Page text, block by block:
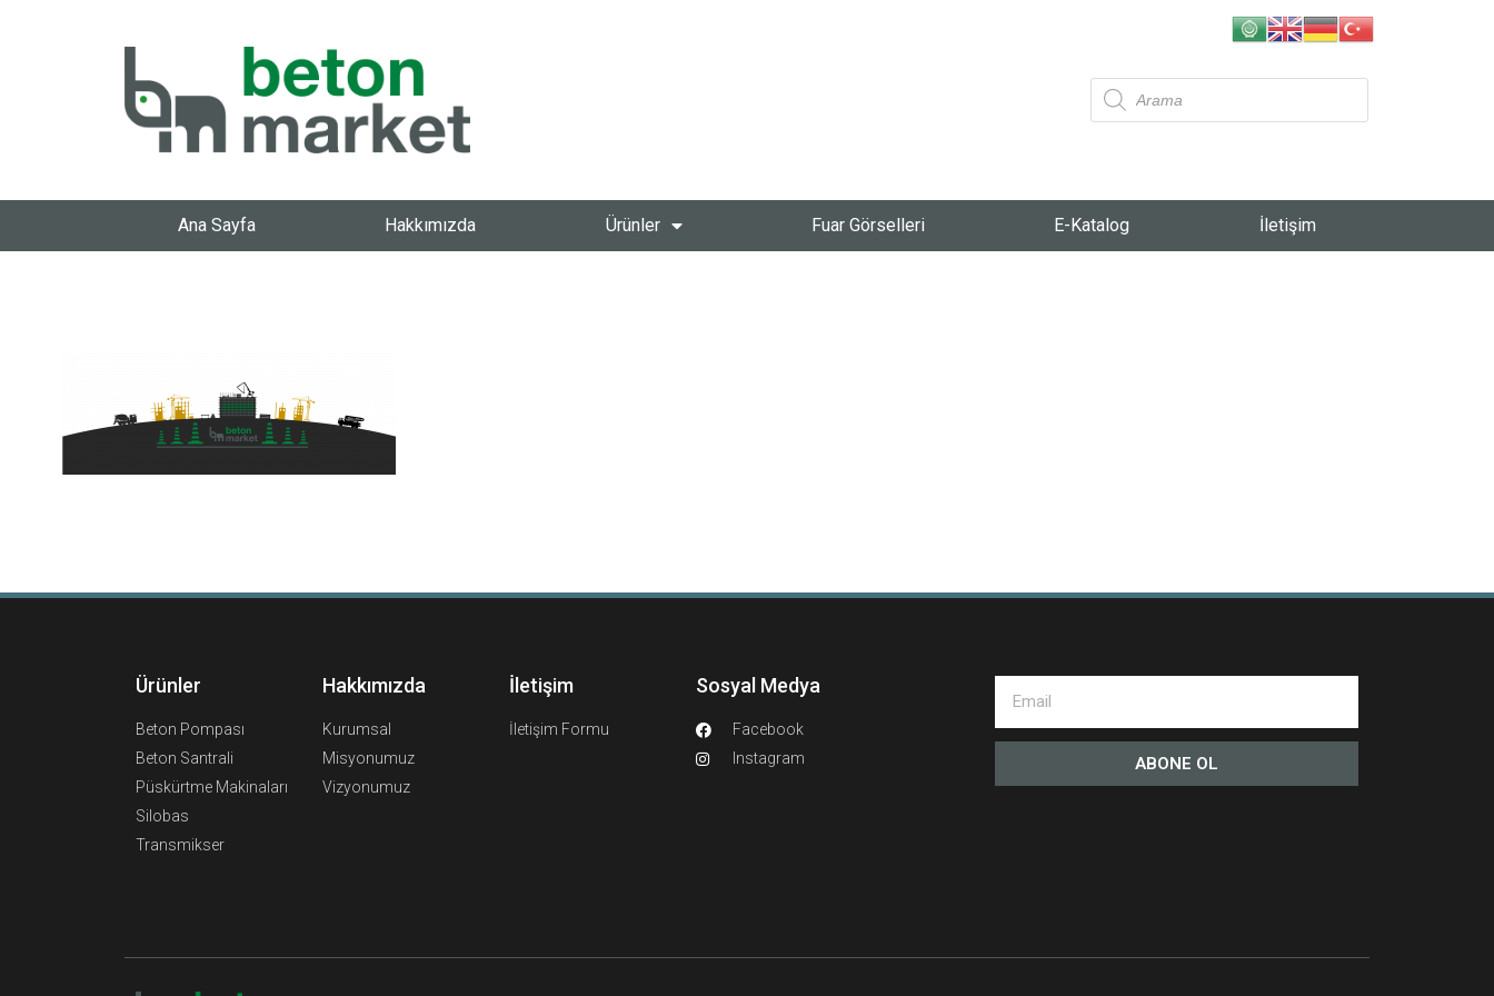
Ana Sayfa Hakkımızda Ürünler Fuar Görselleri E-Katalog İletişim
Ürünler
Beton Pompası
Beton Santrali
Püskürtme Makinaları
Silobas
Transmikser
Hakkımızda
Kurumsal
Misyonumuz
Vizyonumuz
İletişim
İletişim Formu
Sosyal Medya
Facebook
Instagram
ABONE OL